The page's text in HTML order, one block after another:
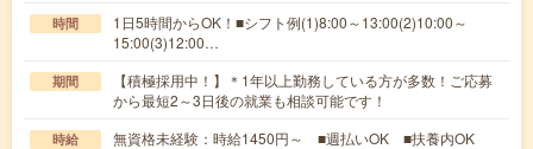
時間
1日5時間からOK！■シフト例(1)8:00～13:00(2)10:00～
15:00(3)12:00…
期間
【積極採用中！】＊1年以上勤務している方が多数！ご応募
から最短2～3日後の就業も相談可能です！
時給 無資格未経験：時給1450円～ ■週払いOK ■扶養内OK